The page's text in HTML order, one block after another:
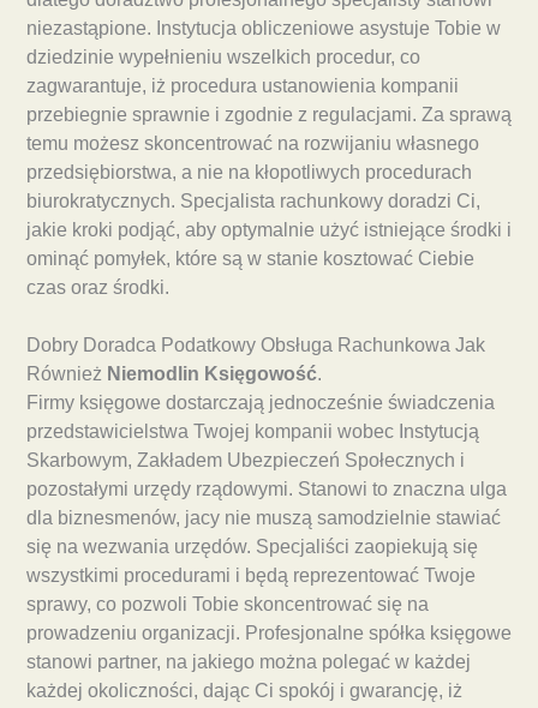
niezastąpione. Instytucja obliczeniowe asystuje Tobie w
dziedzinie wypełnieniu wszelkich procedur, co
zagwarantuje, iż procedura ustanowienia kompanii
przebiegnie sprawnie i zgodnie z regulacjami. Za sprawą
temu możesz skoncentrować na rozwijaniu własnego
przedsiębiorstwa, a nie na kłopotliwych procedurach
biurokratycznych. Specjalista rachunkowy doradzi Ci,
jakie kroki podjąć, aby optymalnie użyć istniejące środki i
ominąć pomyłek, które są w stanie kosztować Ciebie
czas oraz środki.
Dobry Doradca Podatkowy Obsługa Rachunkowa Jak
Również Niemodlin Księgowość.
Firmy księgowe dostarczają jednocześnie świadczenia
przedstawicielstwa Twojej kompanii wobec Instytucją
Skarbowym, Zakładem Ubezpieczeń Społecznych i
pozostałymi urzędy rządowymi. Stanowi to znaczna ulga
dla biznesmenów, jacy nie muszą samodzielnie stawiać
się na wezwania urzędów. Specjaliści zaopiekują się
wszystkimi procedurami i będą reprezentować Twoje
sprawy, co pozwoli Tobie skoncentrować się na
prowadzeniu organizacji. Profesjonalne spółka księgowe
stanowi partner, na jakiego można polegać w każdej
każdej okoliczności, dając Ci spokój i gwarancję, iż